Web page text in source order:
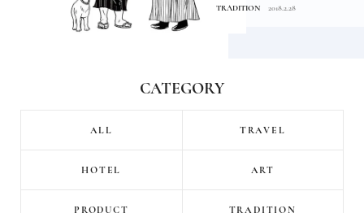
TRADITION 2018.2.28
CATEGORY
ALL TRAVEL
HOTEL ART
PRODUCT TRADITION